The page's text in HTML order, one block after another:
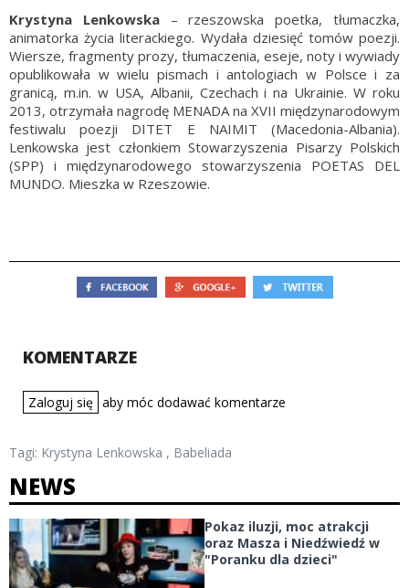
Krystyna Lenkowska– rzeszowska poetka, tłumaczka,
animatorka życia literackiego. Wydała dziesięć tomów poezji.
Wiersze, fragmenty prozy, tłumaczenia, eseje, noty i wywiady
opublikowała w wielu pismach i antologiach w Polsce i za
granicą, m.in. w USA, Albanii, Czechach i na Ukrainie. W roku
2013, otrzymała nagrodę MENADA na XVII międzynarodowym
festiwalu poezji DITET E NAIMIT (Macedonia-Albania).
Lenkowska jest członkiem Stowarzyszenia Pisarzy Polskich
(SPP) i międzynarodowego stowarzyszenia POETAS DEL
MUNDO. Mieszka w Rzeszowie.
KOMENTARZE
Zaloguj się aby móc dodawać komentarze
Tagi: Krystyna Lenkowska , Babeliada
NEWS
Pokaz iluzji, moc atrakcji
oraz Masza i Niedźwiedź w
"Poranku dla dzieci"